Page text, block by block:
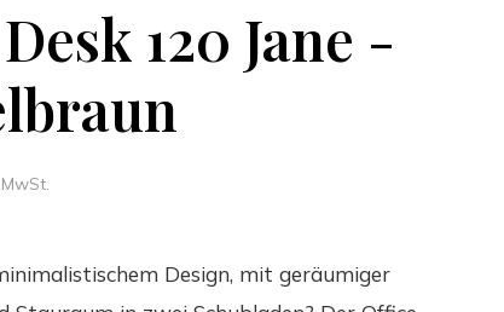
120 Jane -
Design, mit geräumiger